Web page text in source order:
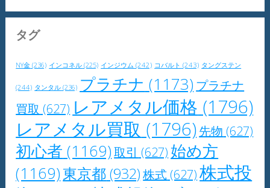
タグ
NY金 (236) インコネル (225) インジウム (242) コバルト (243) タングステン
(244) タンタル (236) プラチナ (1173) プラチナ
買取 (627) レアメタル価格 (1796)
レアメタル買取 (1796)先物 (627)
初心者 (1169)取引 (627) 始め方
(1169)東京都(932)株式 (627)株式投